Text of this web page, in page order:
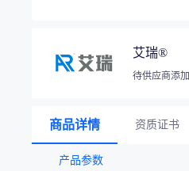
艾瑞®
待供应商添加
商品详情 资质证书
产品参数